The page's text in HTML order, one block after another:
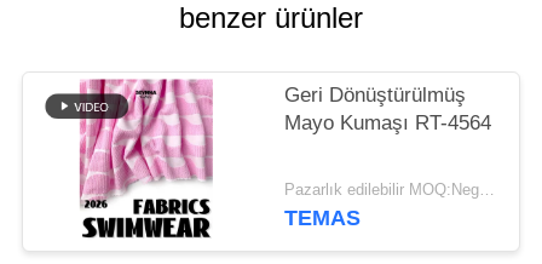
PRIVACY
POLICY
benzer ürünler
Geri Dönüştürülmüş
Mayo Kumaşı RT-4564
Pazarlık edilebilir MOQ:Negotiable
TEMAS